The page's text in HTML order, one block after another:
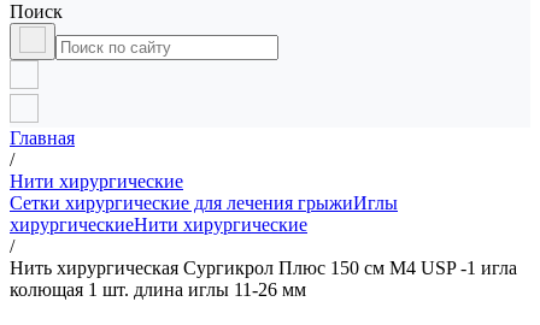
Поиск
Главная
/
Нити хирургические
Сетки хирургические для лечения грыжиИглы
хирургическиеНити хирургические
/
Нить хирургическая Сургикрол Плюс 150 см М4 USP -1 игла
колющая 1 шт. длина иглы 11-26 мм